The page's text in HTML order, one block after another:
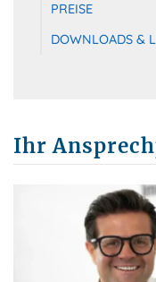
PREISE
DOWNLOADS &
Ihr